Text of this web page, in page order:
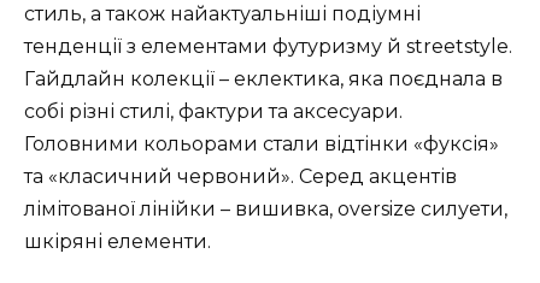
стиль, а також найактуальніші подіумні
тенденції з елементами футуризму й streetstyle.
Гайдлайн колекції – еклектика, яка поєднала в
собі різні стилі, фактури та аксесуари.
Головними кольорами стали відтінки «фуксія»
та «класичний червоний». Серед акцентів
лімітованої лінійки – вишивка, oversize силуети,
шкіряні елементи.